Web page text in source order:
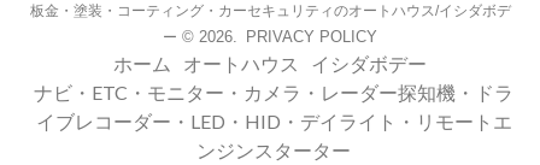
板金・塗装・コーティング・カーセキュリティのオートハウス/イシダボデ
ー © 2026. PRIVACY POLICY
ホーム オートハウス
イシダボデー
ナビ・ETC・モニター・カメラ・レーダー探知機・ドラ
イブレコーダー・LED・HID・デイライト・リモートエ
ンジンスターター